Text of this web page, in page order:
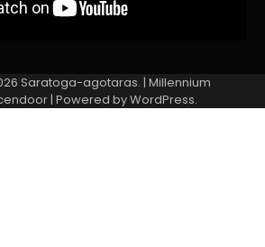
Saratoga-agotaras. | Millennium
| Powered byWordPress.